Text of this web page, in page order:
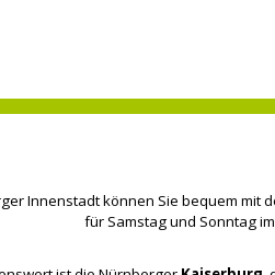
Innenstadt können Sie bequem mit
für Samstag und Sonntag